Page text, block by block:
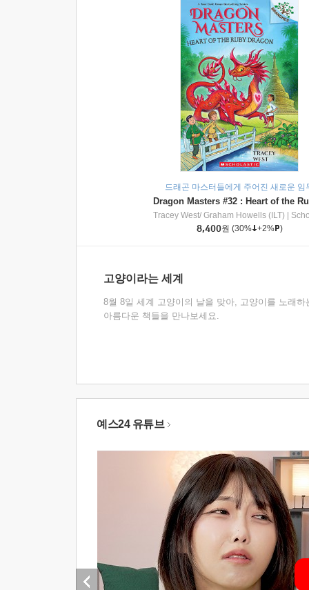
드래곤 마스터들에게 주어진 새로운 임
Tracey West/ Graham Howells (ILT)
8,400원 (30% +2% )
고양이라는 세계
8월 8일 세계 고양이의 날을 맞아, 고양이를 노래하
아름다운 책들을 만나보세요.
예스24 유튜브